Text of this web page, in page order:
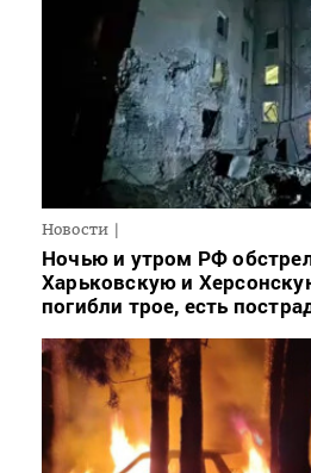
Новости
Ночью и утром РФ
Харьковскую и
погибли трое, есть